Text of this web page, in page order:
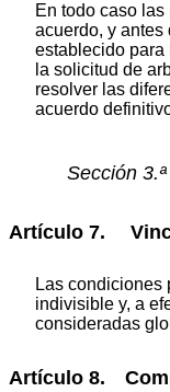
En todo caso
acuerdo, y
establecido
la solicitud de
resolver las
acuerdo
Sección
Artículo 7.
Las condiciones
indivisible y, a
consideradas
Artículo 8.